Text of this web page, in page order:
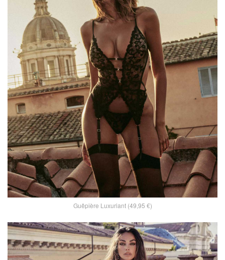
Guêpière Luxuriant (49,95 €)